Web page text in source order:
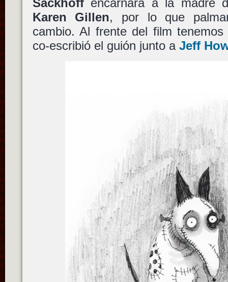
Sackhoffencarnará a la madre
Karen Gillen, por lo que
cambio. Al frente del film
co-escribió el guión junto a Jeff